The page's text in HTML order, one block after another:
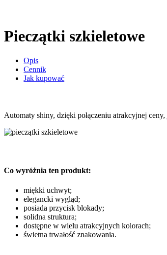
Pieczątki szkieletowe
Opis
Cennik
Jak kupować
Automaty shiny, dzięki połączeniu atrakcyjnej
Co wyróżnia ten produkt:
miękki uchwyt;
elegancki wygląd;
posiada przycisk blokady;
solidna struktura;
dostępne w wielu atrakcyjnych kolorach;
świetna trwałość znakowania.